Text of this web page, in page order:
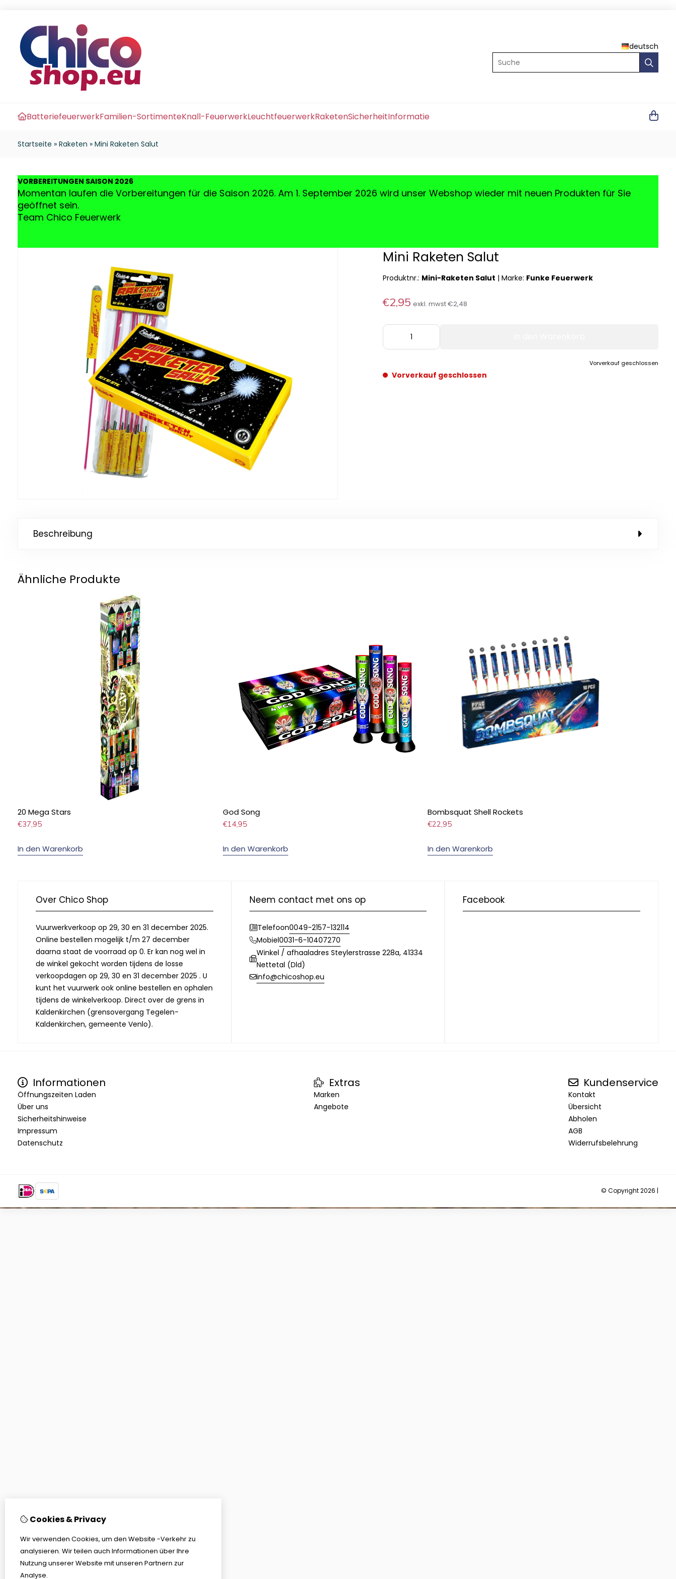
deutsch
Suche
BatteriefeuerwerkFamilien-SortimenteKnall-FeuerwerkLeuchtfeuerwerkRaketenSicherheitInformatie
Startseite » Raketen » Mini Raketen Salut
VORBEREITUNGEN SAISON 2026
Momentan laufen die Vorbereitungen für die Saison 2026. Am 1. September 2026 wird unser Webshop wieder mit neuen Produkten für Sie
geöffnet sein.
Team Chico Feuerwerk
Mini Raketen Salut
Produktnr.: Mini-Raketen Salut |Marke: Funke Feuerwerk
€2,95 exkl. mwst€2,48
Vorverkauf geschlossen
Vorverkauf geschlossen
Beschreibung
Ähnliche Produkte
20 Mega Stars
€37,95
In den Warenkorb
God Song
€14,95
In den Warenkorb
Bombsquat Shell Rockets
€22,95
In den Warenkorb
Over Chico Shop
Vuurwerkverkoop op 29, 30 en 31 december 2025.
Online bestellen mogelijk t/m 27 december
daarna staat de voorraad op 0. Er kan nog wel in
de winkel gekocht worden tijdens de losse
verkoopdagen op 29, 30 en 31 december 2025 . U
kunt het vuurwerk ook online bestellen en ophalen
tijdens de winkelverkoop. Direct over de grens in
Kaldenkirchen (grensovergang Tegelen-
Kaldenkirchen, gemeente Venlo).
Neem contact met ons op
Telefoon0049-2157-132114
Mobiel0031-6-10407270
Winkel / afhaaladres Steylerstrasse 228a, 41334
Nettetal (Dld)
info@chicoshop.eu
Facebook
Informationen
Öffnungszeiten Laden
Über uns
Sicherheitshinweise
Impressum
Datenschutz
Extras
Marken
Angebote
Kundenservice
Kontakt
Übersicht
Abholen
AGB
Widerrufsbelehrung
© Copyright 2026 |
Cookies & Privacy
Wir verwenden Cookies, um den Website -Verkehr zu
analysieren. Wir teilen auch Informationen über Ihre
Nutzung unserer Website mit unseren Partnern zur
Analyse.